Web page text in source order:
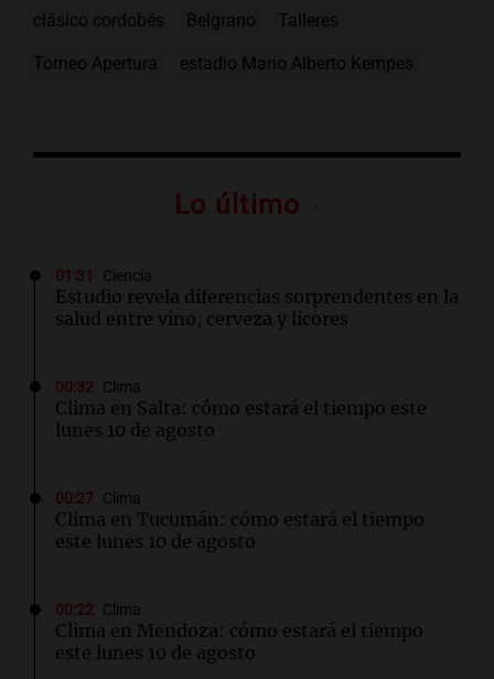
clásico cordobés Belgrano Talleres
Torneo Apertura estadio Mario Alberto Kempes
Lo último
01:31 Ciencia
Estudio revela diferencias sorprendentes en la
salud entre vino, cerveza y licores
00:32 Clima
Clima en Salta: cómo estará el tiempo este
lunes 10 de agosto
00:27 Clima
Clima en Tucumán: cómo estará el tiempo
este lunes 10 de agosto
00:22 Clima
Clima en Mendoza: cómo estará el tiempo
este lunes 10 de agosto